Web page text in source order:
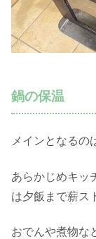
鍋の保温
メインとなるの
あらかじめキッ
は夕飯まで薪ス
おでんや煮物な